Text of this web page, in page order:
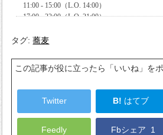
タグ:蕎麦
この記事が役に立ったら「いいね」を
Twitter B! はてブ
Feedly Fbシェア 1